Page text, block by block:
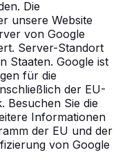
Die
unsere Website
von Google
Server-Standort
Staaten. Google ist
für die
der EU-
Besuchen Sie die
Informationen
der EU und der
von Google
und
Bodenplatte
Bänke von